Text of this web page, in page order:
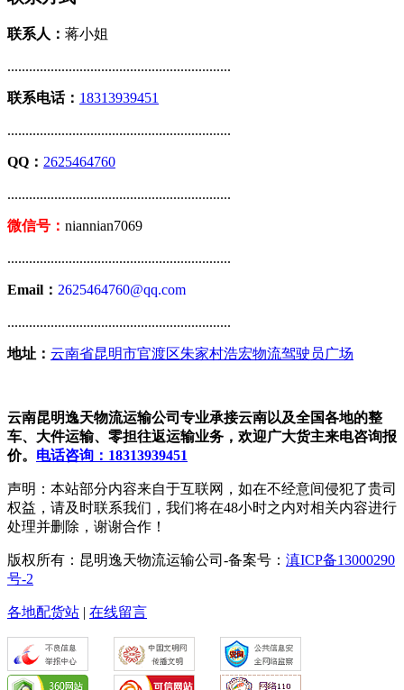
联系人： 蒋小姐
..............................................................
联系电话： 18313939451
..............................................................
QQ： 2625464760
..............................................................
微信号： niannian7069
..............................................................
Email： 2625464760@qq.com
..............................................................
地址： 云南省昆明市官渡区朱家村浩宏物流驾驶员广场
云南昆明逸天物流运输公司专业承接云南以及全国各地的整
车、大件运输、零担往返运输业务，欢迎广大货主来电咨询报
价。 电话咨询：18313939451
声明：本站部分内容来自于互联网，如在不经意间侵犯了贵司
权益，请及时联系我们，我们将在48小时之内对相关内容进行
处理并删除，谢谢合作！
版权所有：昆明逸天物流运输公司-备案号： 滇ICP备13000290
号-2
各地配货站 | 在线留言